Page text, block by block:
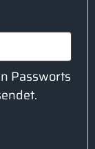
Passworts